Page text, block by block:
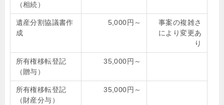
（相続）
遺産分割協議書作
成
5,000円～
事案の複雑さ
により変更あ
り
所有権移転登記
（贈与）
35,000円～
所有権移転登記
（財産分与）
35,000円～